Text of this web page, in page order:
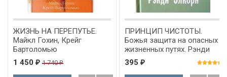
ЖИЗНЬ НА ПЕРЕПУТЬЕ.
Майкл Гохин, Крейг
Бартоломью
1 450 ₽ 1 740₽
ПРИНЦИП ЧИСТОТЫ.
Божья защита на опасных
жизненных путях. Рэнди
Элкорн
395 ₽